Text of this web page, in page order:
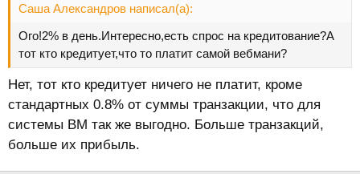
Саша Александров написал(а):
Ого!2% в день.Интересно,есть спрос на кредитование?А
тот кто кредитует,что то платит самой вебмани?
Нет, тот кто кредитует ничего не платит, кроме
стандартных 0.8% от суммы транзакции, что для
системы ВМ так же выгодно. Больше транзакций,
больше их прибыль.